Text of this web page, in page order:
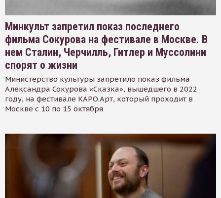
Минкульт запретил показ последнего
фильма Сокурова на фестивале в Москве. В
нем Сталин, Черчилль, Гитлер и Муссолини
спорят о жизни
Министерство культуры запретило показ фильма
Александра Сокурова «Сказка», вышедшего в 2022
году, на фестивале КАРО.Арт, который проходит в
Москве с 10 по 15 октября